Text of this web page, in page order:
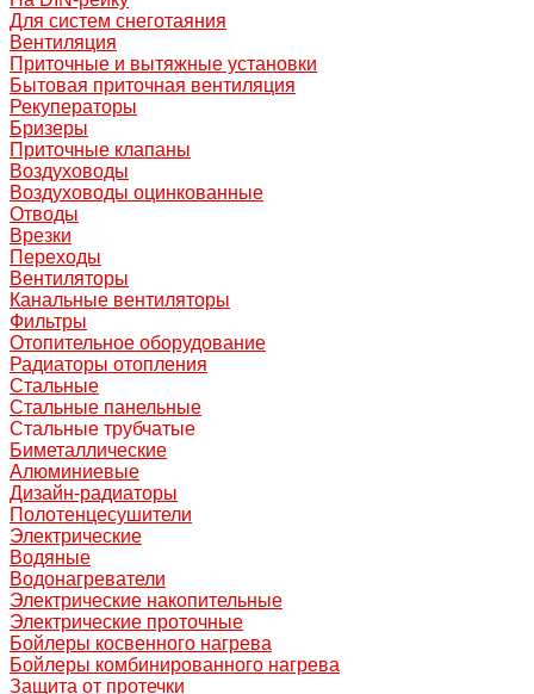
Для систем снеготаяния
Вентиляция
Приточные и вытяжные установки
Бытовая приточная вентиляция
Рекуператоры
Бризеры
Приточные клапаны
Воздуховоды
Воздуховоды оцинкованные
Отводы
Врезки
Переходы
Вентиляторы
Канальные вентиляторы
Фильтры
Отопительное оборудование
Радиаторы отопления
Стальные
Стальные панельные
Стальные трубчатые
Биметаллические
Алюминиевые
Дизайн-радиаторы
Полотенцесушители
Электрические
Водяные
Водонагреватели
Электрические накопительные
Электрические проточные
Бойлеры косвенного нагрева
Бойлеры комбинированного нагрева
Защита от протечки